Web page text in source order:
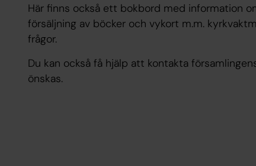
Här finns också ett bokbord med information
försäljning av böcker och vykort m.m.
frågor.
Du kan också få hjälp att kontakta
önskas.